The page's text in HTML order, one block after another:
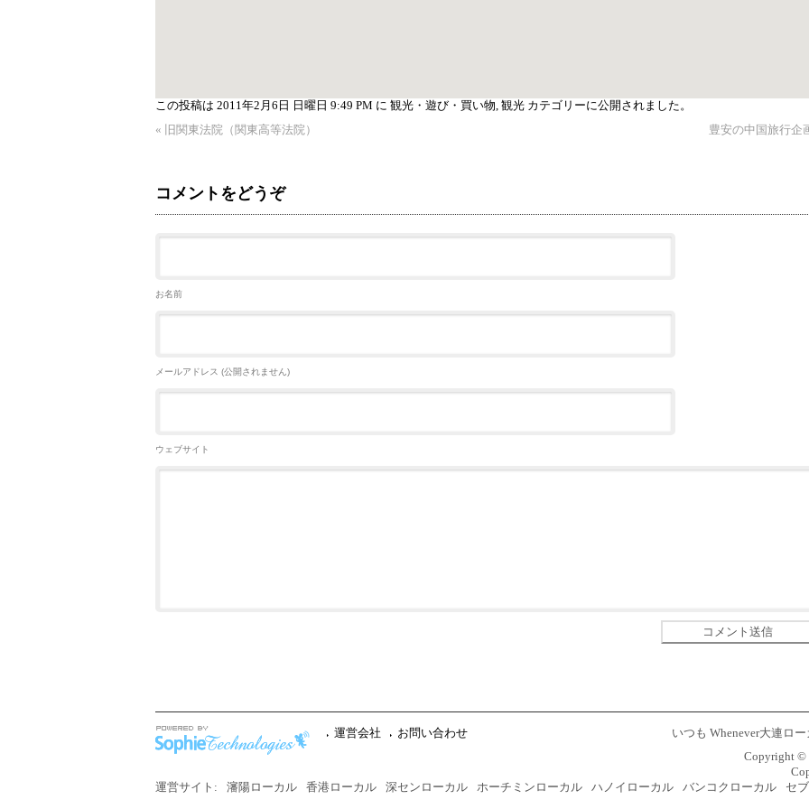
この投稿は 2011年2月6日 日曜日 9:49 PM に 観光・遊び・買い物, 観光 カテゴリーに公開されました。
«
旧関東法院（関東高等法院） 豊安の中国旅行企
コメントをどうぞ
お名前
メールアドレス (公開されません)
ウェブサイト
運営会社 お問い合わせ
いつも Whenever大連ロ
Copyright ©
運営サイト:
瀋陽ローカル 香港ローカル 深センローカル ホーチミンローカル ハノイローカル バンコクローカル セ